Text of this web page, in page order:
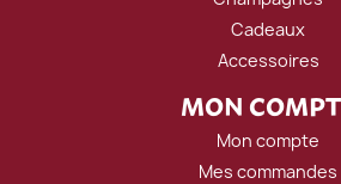
Cadeaux
Accessoires
MON
Mon compte
Mes commandes